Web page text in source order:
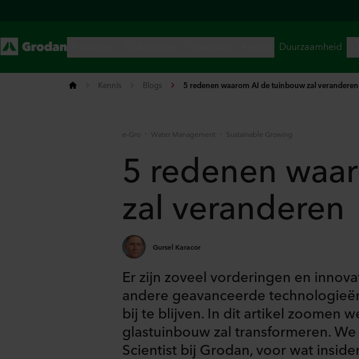
Kennis Blogs 5 redenen waarom AI de tuinbouw zal veranderen
e-Gro Water Management Sustainable Growing
5 redenen
zal veranderen
Gursel Karacor
Er zijn zoveel vorderingen en
andere geavanceerde
bij te blijven. In dit artikel zoomen
glastuinbouw zal transformeren.
Scientist bij Grodan, voor wat